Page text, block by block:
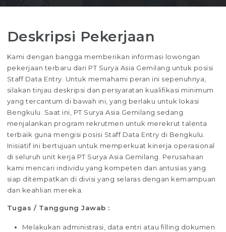
Deskripsi Pekerjaan
Kami dengan bangga memberikan informasi lowongan
pekerjaan terbaru dari PT Surya Asia Gemilang untuk posisi
Staff Data Entry. Untuk memahami peran ini sepenuhnya,
silakan tinjau deskripsi dan persyaratan kualifikasi minimum
yang tercantum di bawah ini, yang berlaku untuk lokasi
Bengkulu. Saat ini, PT Surya Asia Gemilang sedang
menjalankan program rekrutmen untuk merekrut talenta
terbaik guna mengisi posisi Staff Data Entry di Bengkulu.
Inisiatif ini bertujuan untuk memperkuat kinerja operasional
di seluruh unit kerja PT Surya Asia Gemilang. Perusahaan
kami mencari individu yang kompeten dan antusias yang
siap ditempatkan di divisi yang selaras dengan kemampuan
dan keahlian mereka.
Tugas / Tanggung Jawab :
Melakukan administrasi, data entri atau filling dokumen